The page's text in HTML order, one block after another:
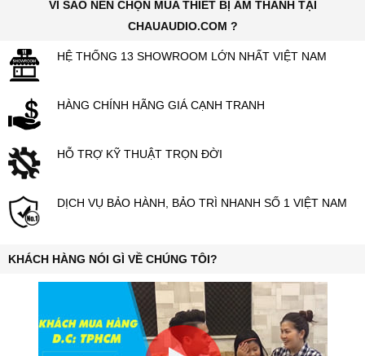
VÌ SAO NÊN CHỌN MUA THIẾT BỊ ÂM THANH TẠI
CHAUAUDIO.COM ?
HỆ THỐNG 13 SHOWROOM LỚN NHẤT VIỆT NAM
HÀNG CHÍNH HÃNG GIÁ CẠNH TRANH
HỖ TRỢ KỸ THUẬT TRỌN ĐỜI
DỊCH VỤ BẢO HÀNH, BẢO TRÌ NHANH SỐ 1 VIỆT NAM
KHÁCH HÀNG NÓI GÌ VỀ CHÚNG TÔI?